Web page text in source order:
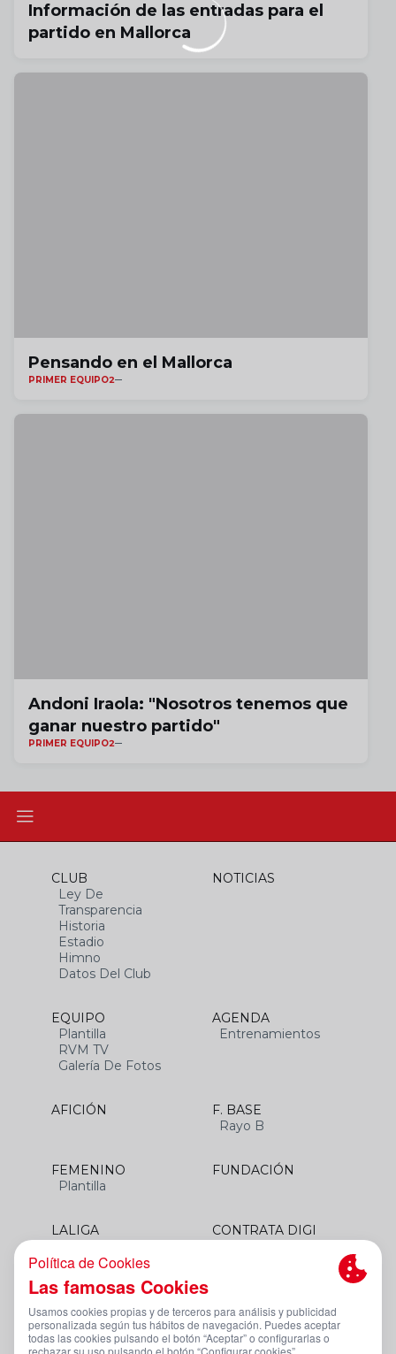
Información de las entradas para el
partido en Mallorca
Pensando en el Mallorca
PRIMER EQUIPO2
Andoni Iraola: "Nosotros tenemos que
ganar nuestro partido"
PRIMER EQUIPO2
CLUB
Ley De
Transparencia
Historia
Estadio
Himno
Datos Del Club
NOTICIAS
EQUIPO
Plantilla
RVM TV
Galería De Fotos
AGENDA
Entrenamientos
AFICIÓN
F. BASE
Rayo B
FEMENINO
Plantilla
FUNDACIÓN
LALIGA
CONTRATA DIGI